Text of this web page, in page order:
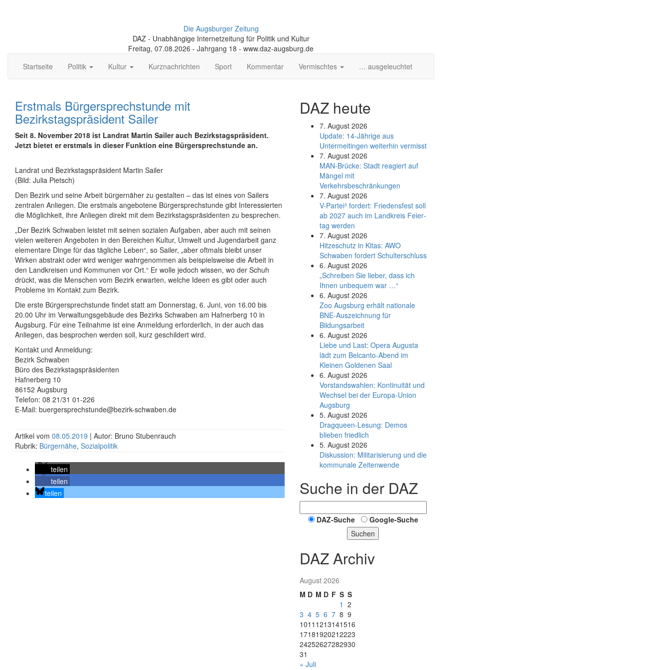
Die Augsburger Zeitung
DAZ - Unabhängige Internetzeitung für Politik und Kultur
Freitag, 07.08.2026 - Jahrgang 18 - www.daz-augsburg.de
Startseite
Politik Kultur Kurznachrichten Sport Kommentar Vermischtes … ausgeleuchtet
Erstmals Bürgersprechstunde mit
Bezirkstagspräsident Sailer
Seit 8. November 2018 ist Landrat Martin Sailer auch Bezirkstagspräsident.
Jetzt bietet er erstmals in dieser Funktion eine Bürgersprechstunde an.
Landrat und Bezirkstagspräsident Martin Sailer
(Bild: Julia Pietsch)
Den Bezirk und seine Arbeit bürgernäher zu gestalten – das ist eines von Sailers
zentralen Anliegen. Die erstmals angebotene Bürgersprechstunde gibt Interessierten
die Möglichkeit, ihre Anliegen direkt mit dem Bezirkstagspräsidenten zu besprechen.
„Der Bezirk Schwaben leistet mit seinen sozialen Aufgaben, aber auch mit seinen
vielen weiteren Angeboten in den Bereichen Kultur, Umwelt und Jugendarbeit ganz
elementare Dinge für das tägliche Leben“, so Sailer, „aber oftmals bleibt unser
Wirken abstrakt oder wird weniger wahrgenommen als beispielsweise die Arbeit in
den Landkreisen und Kommunen vor Ort.“ Er wolle jedoch wissen, wo der Schuh
drückt, was die Menschen vom Bezirk erwarten, welche Ideen es gibt oder auch
Probleme im Kontakt zum Bezirk.
Die erste Bürgersprechstunde findet statt am Donnerstag, 6. Juni, von 16.00 bis
20.00 Uhr im Verwaltungsgebäude des Bezirks Schwaben am Hafnerberg 10 in
Augsburg. Für eine Teilnahme ist eine Anmeldung erforderlich, in der auch das
Anliegen, das besprochen werden soll, kurz geschildert wird.
Kontakt und Anmeldung:
Bezirk Schwaben
Büro des Bezirkstagspräsidenten
Hafnerberg 10
86152 Augsburg
Telefon: 08 21/31 01-226
E-Mail: buergersprechstunde@bezirk-schwaben.de
Artikel vom 08.05.2019 | Autor: Bruno Stubenrauch
Rubrik: Bürgernähe, Sozialpolitik
teilen
teilen
teilen
DAZ heute
7. August 2026
Update: 14-Jährige aus
Untermeitingen weiterhin vermisst
7. August 2026
MAN-Brücke: Stadt reagiert auf
Mängel mit
Verkehrsbeschränkungen
7. August 2026
V-Partei­³ fordert: Friedens­fest soll
ab 2027 auch im Land­kreis Feier­
tag werden
7. August 2026
Hitzeschutz in Kitas: AWO
Schwaben fordert Schulterschluss
6. August 2026
„Schreiben Sie lieber, dass ich
Ihnen unbequem war …“
6. August 2026
Zoo Augsburg erhält nationale
BNE-Auszeichnung für
Bildungsarbeit
6. August 2026
Liebe und Last: Opera Augusta
lädt zum Belcanto-Abend im
Kleinen Goldenen Saal
6. August 2026
Vorstandswahlen: Kontinuität und
Wechsel bei der Europa-Union
Augsburg
5. August 2026
Dragqueen-Lesung: Demos
blieben friedlich
5. August 2026
Diskussion: Mi­li­ta­ri­sie­rung und die
kommunale Zeitenwende
Suche in der DAZ
DAZ-Suche
Google-Suche
Suchen
DAZ Archiv
August 2026
M D M D F S S
1 2
3 4 5 6 7 8 9
1011 1213141516
17181920212223
24252627282930
31
« Juli